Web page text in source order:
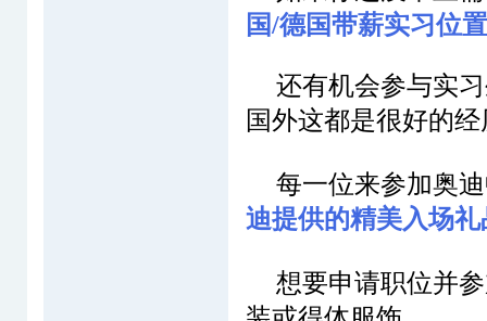
国/德国带薪实习位置
还有机会参与实
国外这都是很好的经
每一位来参加奥
迪提供的精美入场礼
想要申请职位并